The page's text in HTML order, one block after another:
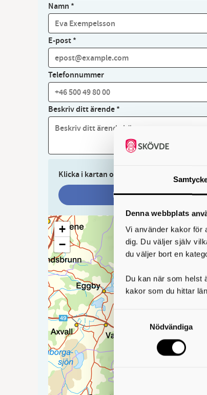
Denna webbplats
Vi använder kakor för
dig. Du väljer själv
du väljer bort en
Du kan när som helst
kakor som du hittar
Nödvändiga
Namn *
E-post*
Telefonnummer
Beskriv ditt ärende*
Klicka i kartan om du vill skicka med en
Markera din nuvarande
+
−